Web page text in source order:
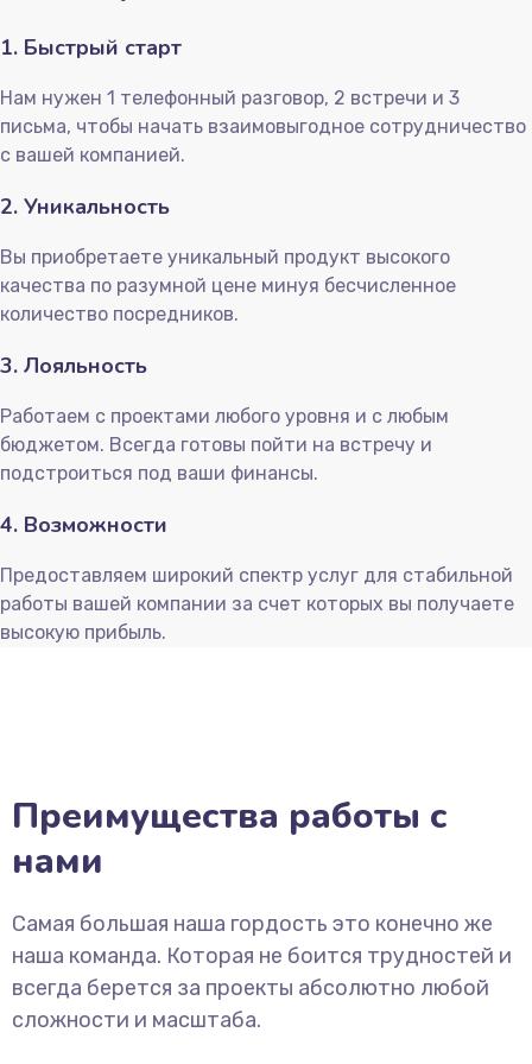
1. Быстрый старт
Нам нужен 1 телефонный разговор, 2 встречи и 3
письма, чтобы начать взаимовыгодное сотрудничество
с вашей компанией.
2. Уникальность
Вы приобретаете уникальный продукт высокого
качества по разумной цене минуя бесчисленное
количество посредников.
3. Лояльность
Работаем с проектами любого уровня и с любым
бюджетом. Всегда готовы пойти на встречу и
подстроиться под ваши финансы.
4. Возможности
Предоставляем широкий спектр услуг для стабильной
работы вашей компании за счет которых вы получаете
высокую прибыль.
Преимущества работы с
нами
Самая большая наша гордость это конечно же
наша команда. Которая не боится трудностей и
всегда берется за проекты абсолютно любой
сложности и масштаба.